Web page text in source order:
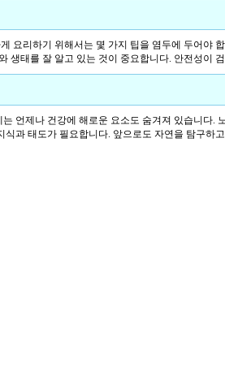
요리하기 위해서는 몇 가지 팁을 염두에 두어야
생태를 잘 알고 있는 것이 중요합니다. 안전성이
언제나 건강에 해로운 요소도 숨겨져 있습니다
과 태도가 필요합니다. 앞으로도 자연을 탐구하